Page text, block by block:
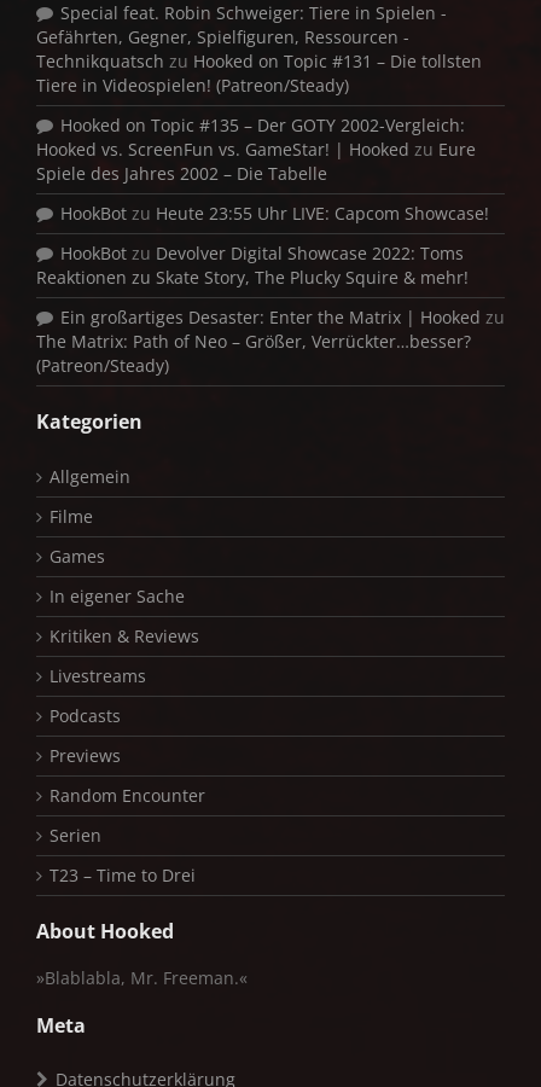
Special feat. Robin Schweiger: Tiere in Spielen -
Gefährten, Gegner, Spielfiguren, Ressourcen -
Technikquatsch zu Hooked on Topic #131 – Die tollsten
Tiere in Videospielen! (Patreon/Steady)
Hooked on Topic #135 – Der GOTY 2002-Vergleich:
Hooked vs. ScreenFun vs. GameStar! | Hooked zu Eure
Spiele des Jahres 2002 – Die Tabelle
HookBot zu Heute 23:55 Uhr LIVE: Capcom Showcase!
HookBot zu Devolver Digital Showcase 2022: Toms
Reaktionen zu Skate Story, The Plucky Squire & mehr!
Ein großartiges Desaster: Enter the Matrix | Hooked zu
The Matrix: Path of Neo – Größer, Verrückter…besser?
(Patreon/Steady)
Kategorien
Allgemein
Filme
Games
In eigener Sache
Kritiken & Reviews
Livestreams
Podcasts
Previews
Random Encounter
Serien
T23 – Time to Drei
About Hooked
»Blablabla, Mr. Freeman.«
Meta
Datenschutzerklärung